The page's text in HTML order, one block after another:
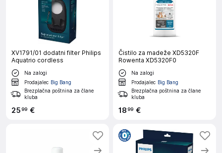
XV1791/01 dodatni filter Philips
Aquatrio cordless
Na zalogi
Prodajalec Big Bang
Brezplačna poštnina za člane
kluba
2599 €
Čistilo za madeže XD5320F
Rowenta XD5320F0
Na zalogi
Prodajalec Big Bang
Brezplačna poštnina za člane
kluba
1899 €